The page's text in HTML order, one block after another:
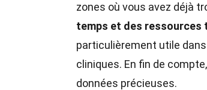
zones où vous avez déjà
temps et des ressources
particulièrement utile
cliniques. En fin de
données précieuses.